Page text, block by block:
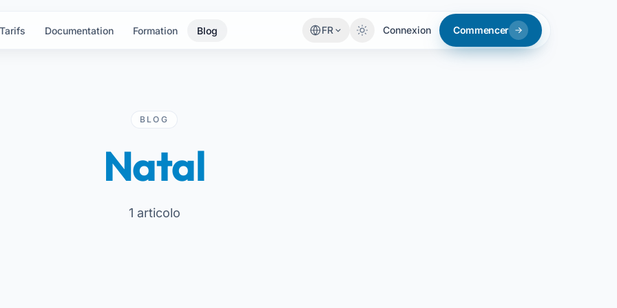
Tarifs Documentation Formation Blog FR Connexion Commencer
BLOG
Natal
1 articolo